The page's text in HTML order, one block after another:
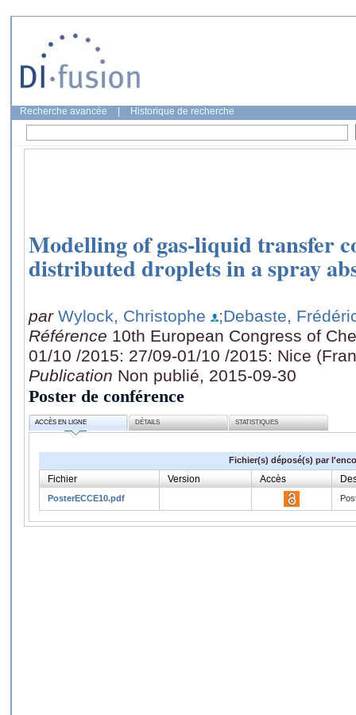
Recherche avancée Historique de recherche
Modelling of gas-liquid transfer
distributed droplets in a spray
par Wylock, Christophe
;Debaste,
Référence 10th European Congress of
01/10 /2015: 27/09-01/10 /2015: Nice
Publication Non publié, 2015-09-30
Poster de conférence
ACCÈS EN LIGNE DÉTAILS STATISTIQUES
Fichier(s) déposé(s) par
Fichier Version Accès
PosterECCE10.pdf